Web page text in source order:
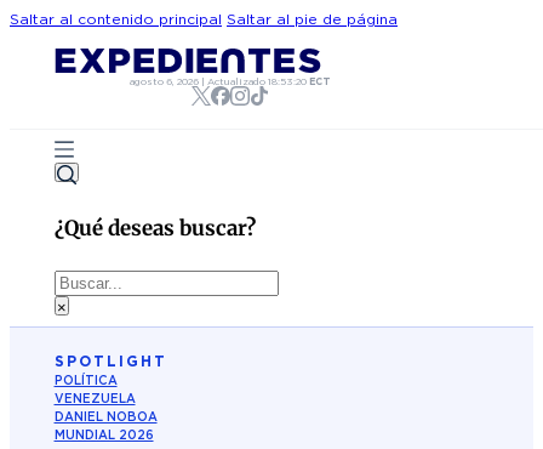
Saltar al contenido principal Saltar al pie de página
agosto 6, 2026 |Actualizado18:53:20 ECT
¿Qué deseas buscar?
Buscar
×
SPOTLIGHT
POLÍTICA
VENEZUELA
DANIEL NOBOA
MUNDIAL 2026